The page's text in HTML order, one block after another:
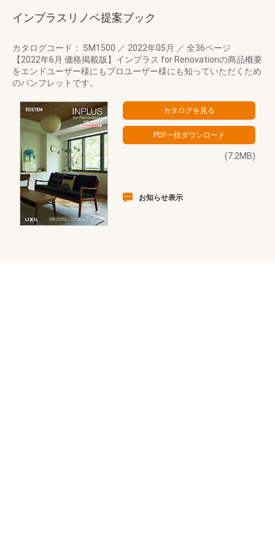
インプラスリノベ提案ブック
カタログコード： SM1500 ／ 2022年05月 ／ 全36ページ
【2022年6月 価格掲載版】インプラス for Renovationの商品概要
をエンドユーザー様にもプロユーザー様にも知っていただくため
のパンフレットです。
(7.2MB)
お知らせ表示